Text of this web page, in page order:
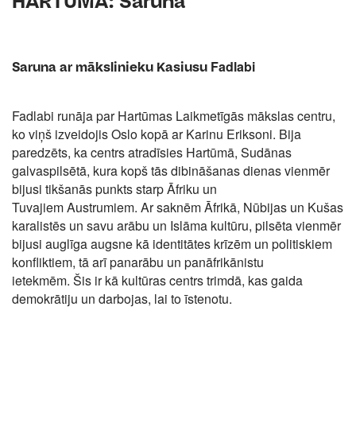
Saruna ar mākslinieku Kasiusu Fadlabi
Fadlabi runāja par Hartūmas Laikmetīgās mākslas centru,
ko viņš izveidojis Oslo kopāar Karinu Eriksoni. Bija
paredzēts, ka centrsatradīsies Hartūmā, Sudānas
galvaspilsētā, kura kopš tās dibināšanas dienas vienmēr
bijusi tikšanās punkts starp Āfriku un
TuvajiemAustrumiem. Ar saknēm Āfrikā, Nūbijas un Kušas
karalistēs un savu arābu un Islāma kultūru, pilsēta vienmēr
bijusi auglīga augsne kā identitātes krīzēm un politiskiem
konfliktiem, tā arī panarābu un panāfrikānistu
ietekmēm. Šis ir kā kultūras centrs trimdā, kas gaida
demokrātiju un darbojas, lai to īstenotu.